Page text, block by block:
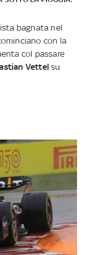
bagnata nel
con la
col passare
Vettel su